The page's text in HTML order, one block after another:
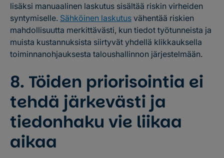
lisäksi manuaalinen laskutus sisältää riskin virheiden
syntymiselle. Sähköinen laskutus vähentää riskien
mahdollisuutta merkittävästi, kun tiedot työtunneista ja
muista kustannuksista siirtyvät yhdellä klikkauksella
toiminnanohjauksesta taloushallinnon järjestelmään.
8. Töiden priorisointia ei
tehdä järkevästi ja
tiedonhaku vie liikaa
aikaa